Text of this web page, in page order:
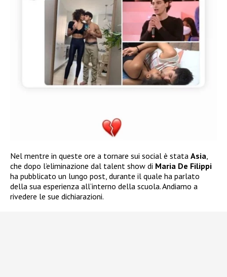
Nel mentre in queste ore a tornare sui social è stata Asia
che dopo l’eliminazione dal talent show di Maria De Filippi
ha pubblicato un lungo post, durante il quale ha parlato
della sua esperienza all’interno della scuola. Andiamo a
rivedere le sue dichiarazioni.